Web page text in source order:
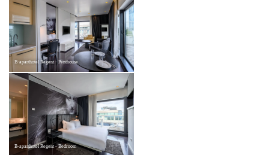
B-aparthotel Regent - Penthouse
B-aparthotel Regent - Bedroom